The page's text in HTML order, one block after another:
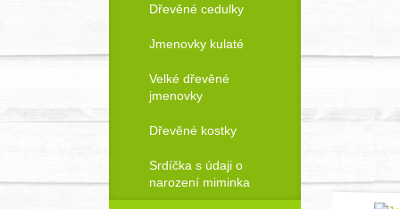
Objednat!
Dřevěné cedulky
Jmenovky kulaté
Velké dřevěné
jmenovky
Dřevěné kostky
Srdíčka s údaji o
narození miminka